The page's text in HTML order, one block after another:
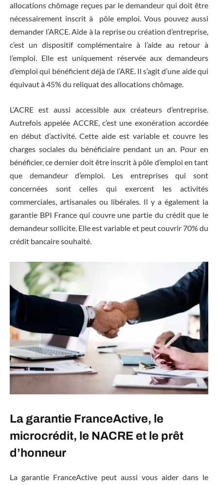
allocations chômage reçues par le demandeur qui doit être
nécessairement inscrit à pôle emploi. Vous pouvez aussi
demander l’ARCE. Aide à la reprise ou création d’entreprise,
c’est un dispositif complémentaire à l’aide au retour à
l’emploi. Elle est uniquement réservée aux demandeurs
d’emploi qui bénéficient déjà de l’ARE. Il s’agit d’une aide qui
équivaut à 45% du reliquat des allocations chômage.
L’ACRE est aussi accessible aux créateurs d’entreprise.
Autrefois appelée ACCRE, c’est une exonération accordée
en début d’activité. Cette aide est variable et couvre les
charges sociales du bénéficiaire pendant un an. Pour en
bénéficier, ce dernier doit être inscrit à pôle d’emploi en tant
que demandeur d’emploi. Les entreprises qui sont
concernées sont celles qui exercent les activités
commerciales, artisanales ou libérales. Il y a également la
garantie BPI France qui couvre une partie du crédit que le
demandeur sollicite. Elle est variable et peut couvrir 70% du
crédit bancaire souhaité.
La garantie FranceActive, le
microcrédit, le NACRE et le prêt
d’honneur
La garantie FranceActive peut aussi vous aider dans le